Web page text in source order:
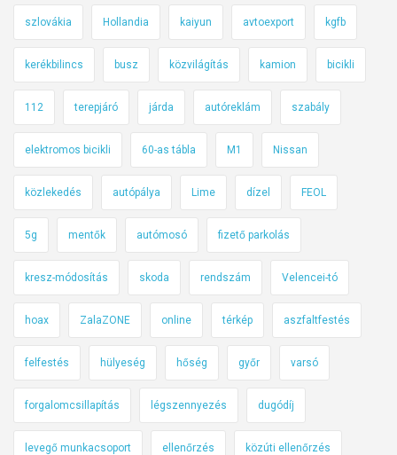
szlovákia Hollandia kaiyun avtoexport kgfb
kerékbilincs busz közvilágítás kamion bicikli
112 terepjáró járda autóreklám szabály
elektromos bicikli 60-as tábla M1 Nissan
közlekedés autópálya Lime dízel FEOL
5g mentők autómosó fizető parkolás
kresz-módosítás skoda rendszám Velencei-tó
hoax ZalaZONE online térkép aszfaltfestés
felfestés hülyeség hőség győr varsó
forgalomcsillapítás légszennyezés dugódíj
levegő munkacsoport ellenőrzés közúti ellenőrzés